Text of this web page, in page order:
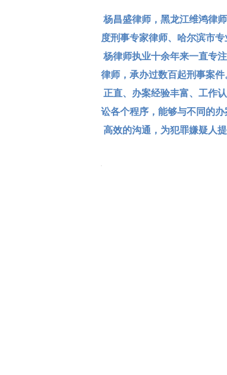
杨昌盛律师， 黑龙江维鸿律师
度刑事专家律师、哈尔滨市专
杨律师执业十余年来一直专
律师， 承办过数百起刑事案件
正直、 办案经验丰富、工作认
讼各个程序， 能够与不同的
高效的沟通，为犯罪嫌疑人
的案件效果，